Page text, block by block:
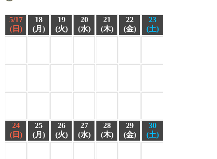
5/17
(日)
18
(月)
19
(火)
20
(水)
21
(木)
22
(金)
23
(土)
24
(日)
25
(月)
26
(火)
27
(水)
28
(木)
29
(金)
30
(土)